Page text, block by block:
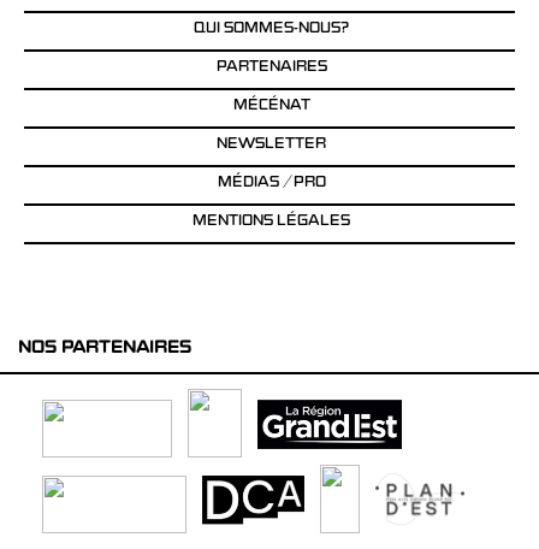
QUI SOMMES-NOUS?
PARTENAIRES
MÉCÉNAT
NEWSLETTER
MÉDIAS / PRO
MENTIONS LÉGALES
NOS PARTENAIRES